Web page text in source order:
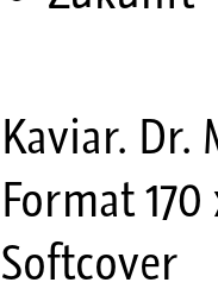
Kaviar.
Format
Softcover